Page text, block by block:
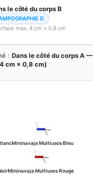
le côté du corps B
D
max. 4 cm × 0,8 cm
: Dans le côté du corps A —
cm × 0,8 cm)
Mininavaja Multiusos Bleu
Mininavaja Multiusos Rouge